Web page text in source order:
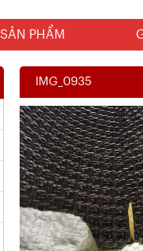
SẢN PHẨM
IMG_0935